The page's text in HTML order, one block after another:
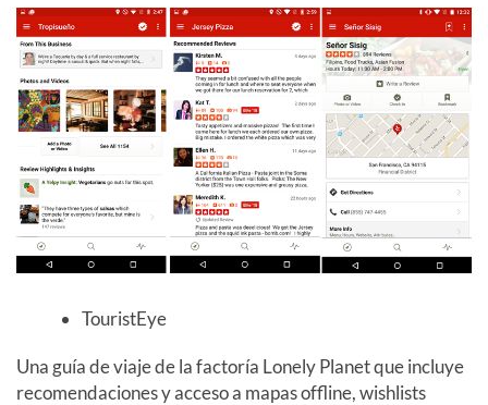
TouristEye
Una guía de viaje de la factoría Lonely Planet que incluye
recomendaciones y acceso a mapas offline, wishlists